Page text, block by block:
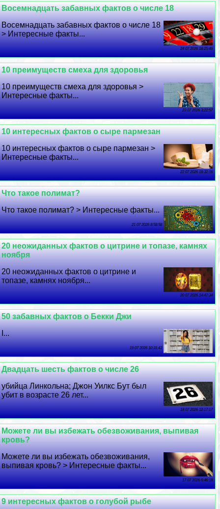
Восемнадцать забавных фактов о числе 18
Восемнадцать забавных фактов о числе 18
> Интересные факты...
24 07 2026 18:25:46
10 преимуществ смеха для здоровья
10 преимуществ смеха для здоровья >
Интересные факты...
23 07 2026 3:22:57
10 интересных фактов о сыре пармезан
10 интересных фактов о сыре пармезан >
Интересные факты...
22 07 2026 18:32:16
Что такое полимат?
Что такое полимат? > Интересные факты...
21 07 2026 8:58:58
20 неожиданных фактов о цитрине и топазе, камнях
ноября
20 неожиданных фактов о цитрине и
топазе, камнях ноября...
20 07 2026 14:47:34
50 забавных фактов о Бекки Джи
I...
19 07 2026 10:31:43
Двадцать шесть фактов о числе 26
убийца Линкольна; Джон Уилкс Бут был
убит в возрасте 26 лет...
18 07 2026 12:17:17
Можете ли вы избежать обезвоживания, выпивая
кровь?
Можете ли вы избежать обезвоживания,
выпивая кровь? > Интересные факты...
17 07 2026 6:46:18
9 интересных фактов о гoлyбой рыбе